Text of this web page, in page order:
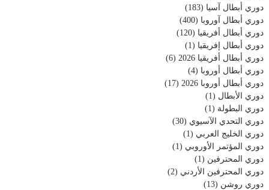
دوري أبطال آسيا (183)
دوري أبطال آوروبا (400)
دوري أبطال أفريقيا (120)
دوري أبطال إفريقيا (1)
دوري أبطال أفريقيا 2026
(6)
دوري أبطال أوروبا (4)
دوري أبطال أوروبا 2026
(17)
دوري الأبطال (1)
دوري البطولة (1)
دوري التحدي الآسيوي (30)
دوري الخليج العربي (1)
دوري المؤتمر الأوروبي (1)
دوري المحترفين (1)
دوري المحترفين الأردني (2)
دوري روشن (13)